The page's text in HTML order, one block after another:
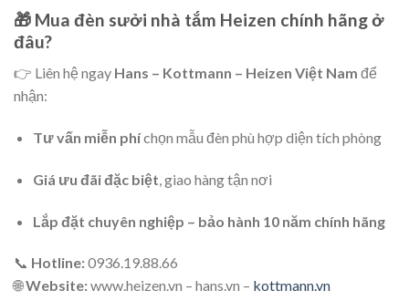
🎁 Mua đèn sưởi nhà tắm Heizen chính hãngở
đâu?
👉 Liên hệ ngay Hans – Kottmann – Heizen Việt Nam để
nhận:
Tư vấn miễn phíchọn mẫu đèn phù hợp diện tích phòng
Giá ưu đãi đặc biệt , giao hàng tận nơi
Lắp đặt chuyên nghiệp – bảo hành 10 năm chính hãng
📞 Hotline:0936.19.88.66
🌐Website:www.heizen.vn – hans.vn – kottmann.vn